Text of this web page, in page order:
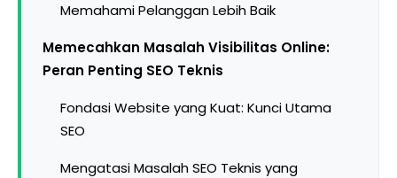
Memahami Pelanggan Lebih Baik
Memecahkan Masalah Visibilitas Online:
Peran Penting SEO Teknis
Fondasi Website yang Kuat: Kunci Utama
SEO
Mengatasi Masalah SEO Teknis yang